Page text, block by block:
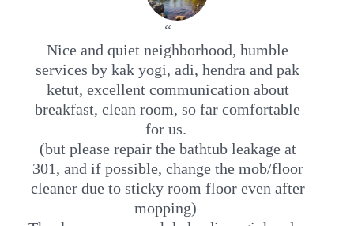
“
Nice and quiet neighborhood, humble
services by kak yogi, adi, hendra and pak
ketut, excellent communication about
breakfast, clean room, so far comfortable
for us.
(but please repair the bathtub leakage at
301, and if possible, change the mob/floor
cleaner due to sticky room floor even after
mopping)